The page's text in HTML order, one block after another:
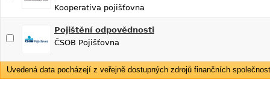
Kooperativa pojišťovna
Pojištění odpovědnosti
ČSOB Pojišťovna
Uvedená data pocházejí z veřejně dostupných zdrojů finančních